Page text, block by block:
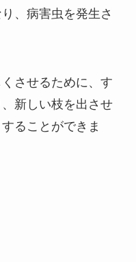
、病害虫を発生さ
させるために、す
新しい枝を出させ
ることができま